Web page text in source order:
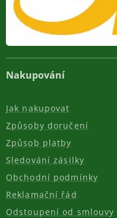
Nakupování
Jak nakupovat
Způsoby doručení
Způsob platby
Sledování zásilky
Obchodní podmínky
Reklamační řád
Odstoupení od smlouvy